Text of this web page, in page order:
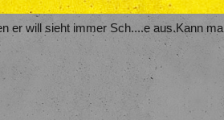
er will sieht immer Sch....e aus.Kann